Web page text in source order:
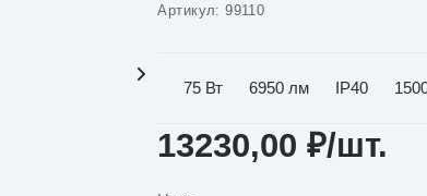
Артикул:99110
75 Вт 6950 лм IP40
13230,00₽/шт.